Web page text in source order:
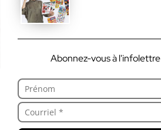
Abonnez-vous à l'infolettre